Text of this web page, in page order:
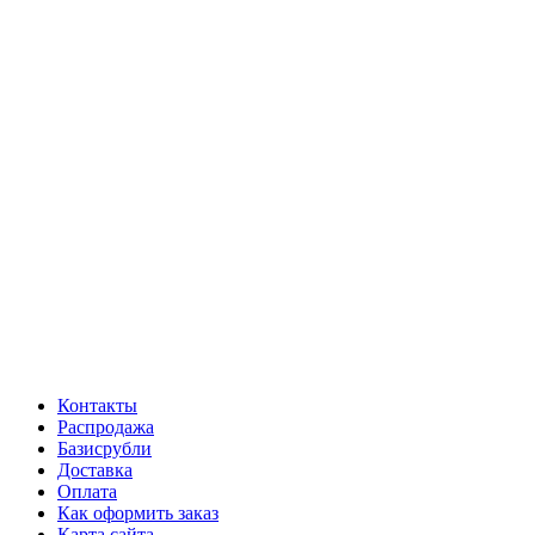
Контакты
Распродажа
Базисрубли
Доставка
Оплата
Как оформить заказ